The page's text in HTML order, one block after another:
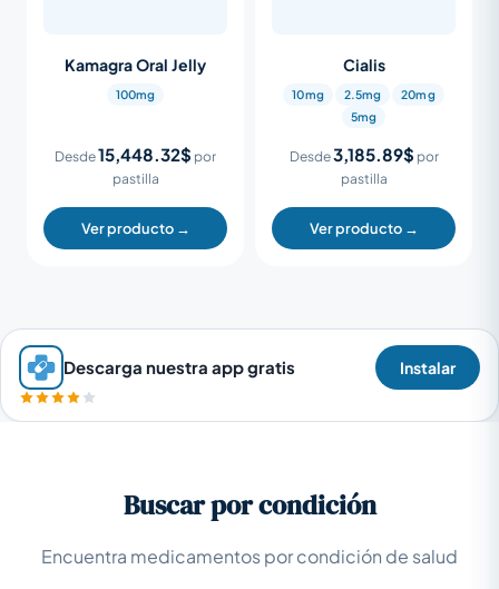
Kamagra Oral Jelly
100mg
Desde15,448.32$ por
pastilla
Ver producto →
Cialis
10mg 2.5mg
20mg
5mg
Desde3,185.89$ por
pastilla
Ver producto →
Descarga nuestra app gratis Instalar
Buscar por condición
Encuentra medicamentos por condición de salud